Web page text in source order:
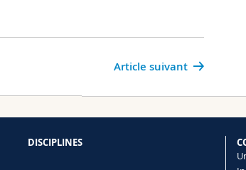
Article suivant
DISCIPLINES